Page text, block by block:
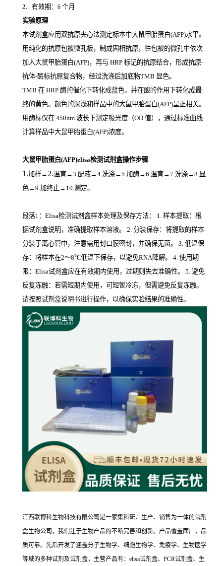
2．有效期： 6 个月
实验原理
本试剂盒应用双抗原夹心法测定标本中大鼠甲胎蛋白(AFP)水平。
用纯化的抗原包被微孔板，制成固相抗原，往包被的微孔中依次
加入大鼠甲胎蛋白(AFP)，再与 HRP 标记的抗原结合，形成抗原-
抗体-酶标抗原复合物，经过洗涤后加底物TMB 显色。
TMB 在 HRP 酶的催化下转化成蓝色，并在酸的作用下转化成最
终的黄色。颜色的深浅和样品中的大鼠甲胎蛋白(AFP)呈正相关。
用酶标仪在 450nm 波长下测定吸光度（OD 值），通过标准曲线
计算样品中大鼠甲胎蛋白(AFP)浓度。
大鼠甲胎蛋白(AFP)elisa检测试剂盒操作步骤
1.加样→ 2.温育→3.配液→4.洗涤→5.加酶→6.温育→7.洗涤→8.显
色→9.加终止→10.测定。
段落1：Elisa检测试剂盒样本处理及保存方法： 1. 样本提取：根
据试剂盒说明，准确提取样本溶液。 2. 分装保存：将提取的样本
分装于离心管中，注意需用封口膜密封，并确保无菌。 3. 低温保
存：将样本在2～8℃低温下保存，以避免RNA降解。 4. 使用期
限：Elisa试剂盒应在有效期内使用，过期则失去准确性。 5. 避免
反复冻融：若需短期内使用，可短暂冷冻，但需避免反复冻融。
请按照试剂盒说明书进行操作，以确保实验结果的准确性。
江西联博科生物科技有限公司是一家集科研、生产、销售为一体的试剂
盒生物公司，我们注于生物产品的不断完善和创新。产品覆盖面广，品
质可靠。先后开发了涵盖分子生物学、细胞生物学、免疫学、生物医学
等域的多种试剂及试剂盒，主营产品有：elisa试剂盒、PCR试剂盒、生